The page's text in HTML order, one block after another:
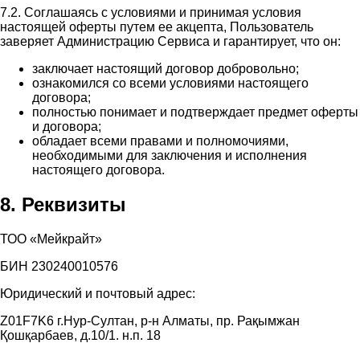
7.2. Соглашаясь с условиями и принимая условия
настоящей оферты путем ее акцепта, Пользователь
заверяет Администрацию Сервиса и гарантирует, что он:
заключает настоящий договор добровольно;
ознакомился со всеми условиями настоящего
договора;
полностью понимает и подтверждает предмет оферты
и договора;
обладает всеми правами и полномочиями,
необходимыми для заключения и исполнения
настоящего договора.
8. Реквизиты
ТОО «Мейкрайт»
БИН 230240010576
Юридический и почтовый адрес:
Z01F7K6 г.Нур-Султан, р-н Алматы, пр. Рақымжан
Қошқарбаев, д.10/1. н.п. 18